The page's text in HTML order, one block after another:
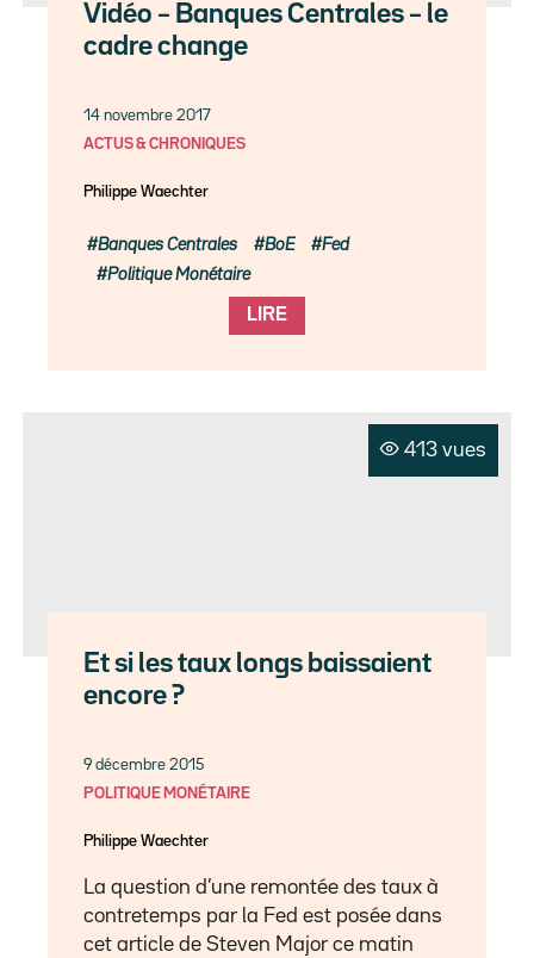
Vidéo – Banques Centrales – le
cadre change
14 novembre 2017
ACTUS & CHRONIQUES
Philippe Waechter
LIRE
Banques Centrales BoE
Fed
Politique Monétaire
413 vues
Et si les taux longs baissaient
encore ?
9 décembre 2015
POLITIQUE MONÉTAIRE
Philippe Waechter
La question d’une remontée des taux à
contretemps par la Fed est posée dans
cet article de Steven Major ce matin